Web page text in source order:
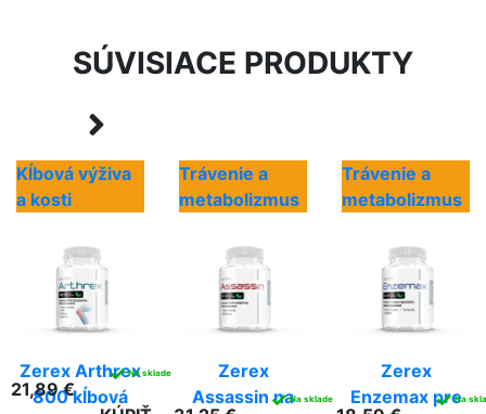
SÚVISIACE PRODUKTY
Kĺbová výživa
a kosti
Zerex Arthrex
800 kĺbová
21,89 €
✓ Na sklade
Trávenie a
metabolizmus
Zerex
Assassin na
✓ Na sklade
Trávenie a
metabolizmus
Zerex
Enzemax pre
✓ Na